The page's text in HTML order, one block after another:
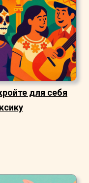
для себя